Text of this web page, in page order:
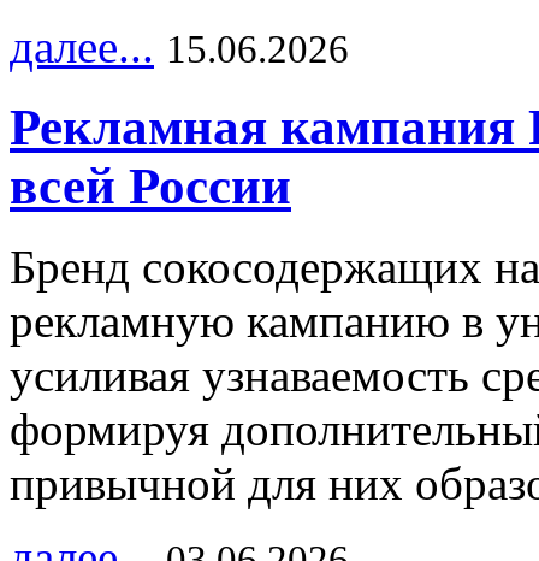
далее... 15.06.2026
Рекламная
всей России
Бренд сокосодержащих
рекламную кампанию в
усиливая узнаваемость
формируя
привычной для них